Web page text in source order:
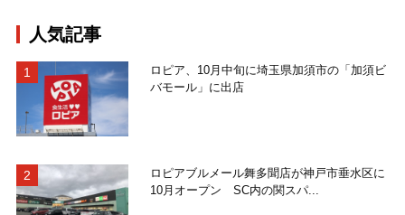
人気記事
ロピア、10月中旬に埼玉県加須市の「加須ビ
バモール」に出店
ロピアブルメール舞多聞店が神戸市垂水区に
10月オープン SC内の関スパ...